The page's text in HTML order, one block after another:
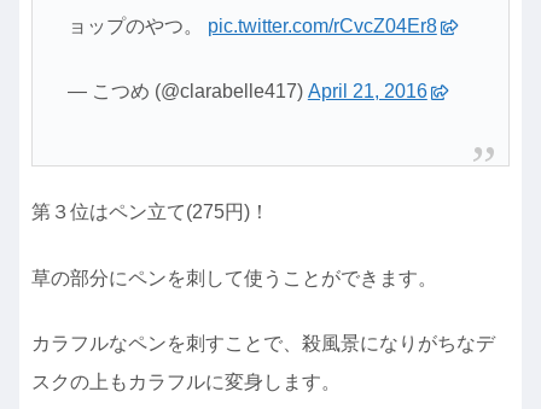
ョップのやつ。 pic.twitter.com/rCvcZ04Er8
— こつめ (@clarabelle417) April 21, 2016
第３位はペン立て(275円)！
草の部分にペンを刺して使うことができます。
カラフルなペンを刺すことで、殺風景になりがちなデ
スクの上もカラフルに変身します。